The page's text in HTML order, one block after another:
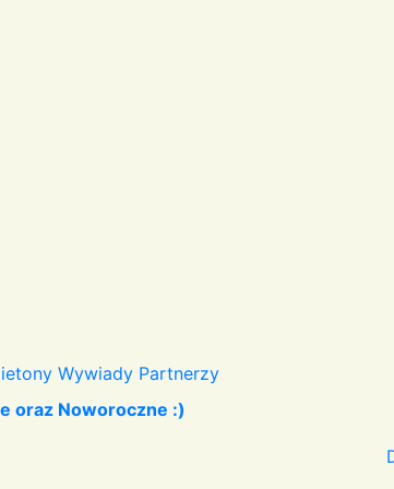
Wywiady Partnerzy
oraz Noworoczne :)